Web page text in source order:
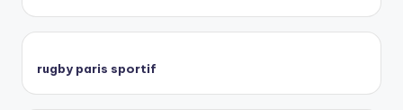
rugby paris sportif